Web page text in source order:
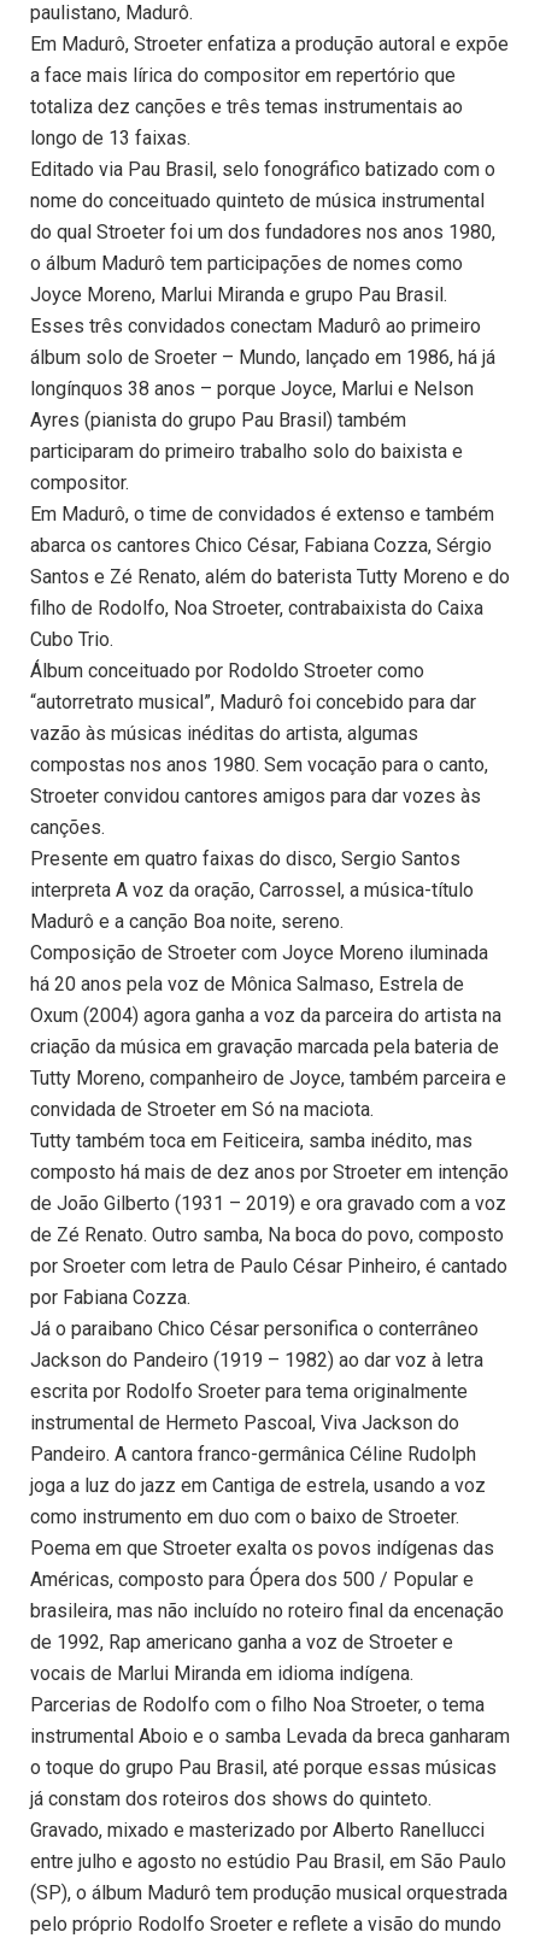
paulistano, Madurô.
Em Madurô, Stroeter enfatiza a produção autoral e expõe
a face mais lírica do compositor em repertório que
totaliza dez canções e três temas instrumentais ao
longo de 13 faixas.
Editado via Pau Brasil, selo fonográfico batizado com o
nome do conceituado quinteto de música instrumental
do qual Stroeter foi um dos fundadores nos anos 1980,
o álbum Madurô tem participações de nomes como
Joyce Moreno, Marlui Miranda e grupo Pau Brasil.
Esses três convidados conectam Madurô ao primeiro
álbum solo de Sroeter – Mundo, lançado em 1986, há já
longínquos 38 anos – porque Joyce, Marlui e Nelson
Ayres (pianista do grupo Pau Brasil) também
participaram do primeiro trabalho solo do baixista e
compositor.
Em Madurô, o time de convidados é extenso e também
abarca os cantores Chico César, Fabiana Cozza, Sérgio
Santos e Zé Renato, além do baterista Tutty Moreno e do
filho de Rodolfo, Noa Stroeter, contrabaixista do Caixa
Cubo Trio.
Álbum conceituado por Rodoldo Stroeter como
“autorretrato musical”, Madurô foi concebido para dar
vazão às músicas inéditas do artista, algumas
compostas nos anos 1980. Sem vocação para o canto,
Stroeter convidou cantores amigos para dar vozes às
canções.
Presente em quatro faixas do disco, Sergio Santos
interpreta A voz da oração, Carrossel, a música-título
Madurô e a canção Boa noite, sereno.
Composição de Stroeter com Joyce Moreno iluminada
há 20 anos pela voz de Mônica Salmaso, Estrela de
Oxum (2004) agora ganha a voz da parceira do artista na
criação da música em gravação marcada pela bateria de
Tutty Moreno, companheiro de Joyce, também parceira e
convidada de Stroeter em Só na maciota.
Tutty também toca em Feiticeira, samba inédito, mas
composto há mais de dez anos por Stroeter em intenção
de João Gilberto (1931 – 2019) e ora gravado com a voz
de Zé Renato. Outro samba, Na boca do povo, composto
por Sroeter com letra de Paulo César Pinheiro, é cantado
por Fabiana Cozza.
Já o paraibano Chico César personifica o conterrâneo
Jackson do Pandeiro (1919 – 1982) ao dar voz à letra
escrita por Rodolfo Sroeter para tema originalmente
instrumental de Hermeto Pascoal, Viva Jackson do
Pandeiro. A cantora franco-germânica Céline Rudolph
joga a luz do jazz em Cantiga de estrela, usando a voz
como instrumento em duo com o baixo de Stroeter.
Poema em que Stroeter exalta os povos indígenas das
Américas, composto para Ópera dos 500 / Popular e
brasileira, mas não incluído no roteiro final da encenação
de 1992, Rap americano ganha a voz de Stroeter e
vocais de Marlui Miranda em idioma indígena.
Parcerias de Rodolfo com o filho Noa Stroeter, o tema
instrumental Aboio e o samba Levada da breca ganharam
o toque do grupo Pau Brasil, até porque essas músicas
já constam dos roteiros dos shows do quinteto.
Gravado, mixado e masterizado por Alberto Ranellucci
entre julho e agosto no estúdio Pau Brasil, em São Paulo
(SP), o álbum Madurô tem produção musical orquestrada
pelo próprio Rodolfo Sroeter e reflete a visão do mundo